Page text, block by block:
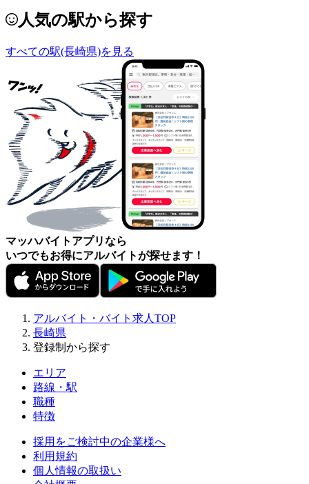
人気の駅から探す
すべての駅(長崎県)を見る
マッハバイトアプリなら
いつでもお得にアルバイトが探せます！
アルバイト・バイト求人TOP
長崎県
登録制から探す
エリア
路線・駅
職種
特徴
採用をご検討中の企業様へ
利用規約
個人情報の取扱い